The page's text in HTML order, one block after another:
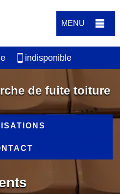
MENU
indisponible
de fuite toiture